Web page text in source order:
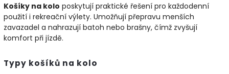
Košíky na kolo poskytují praktické řešení pro každodenní
použití i rekreační výlety. Umožňují přepravu menších
zavazadel a nahrazují batoh nebo brašny, čímž zvyšují
komfort při jízdě.
Typy košíků na kolo